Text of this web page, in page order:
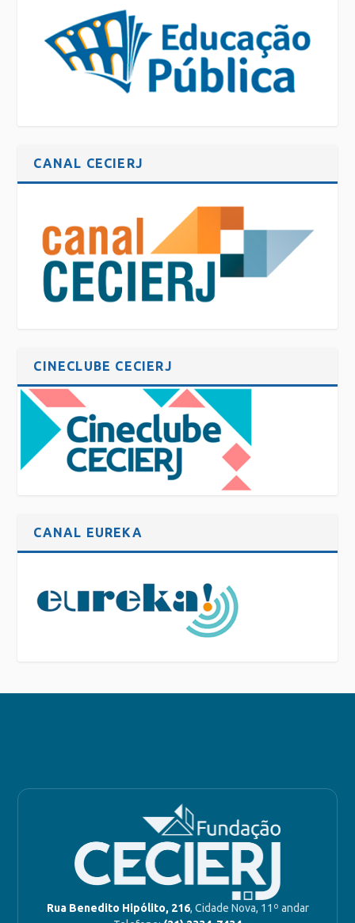
CANAL CECIERJ
CINECLUBE CECIERJ
CANAL EUREKA
Rua Benedito Hipólito, 216, Cidade Nova, 11º andar